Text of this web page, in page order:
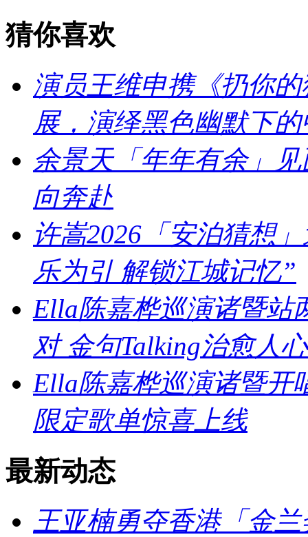
猜你喜欢
演员王维申携《扔你
展，演绎黑色幽默下
余景天「年年有余」
向奔赴
许嵩2026「安泊猜想
乐为引 解锁江城记忆”
Ella陈嘉桦巡演诸暨站
对 金句Talking治愈人心
Ella陈嘉桦巡演诸暨开
限定歌单惊喜上线
最新动态
王亚楠勇夺香港「金